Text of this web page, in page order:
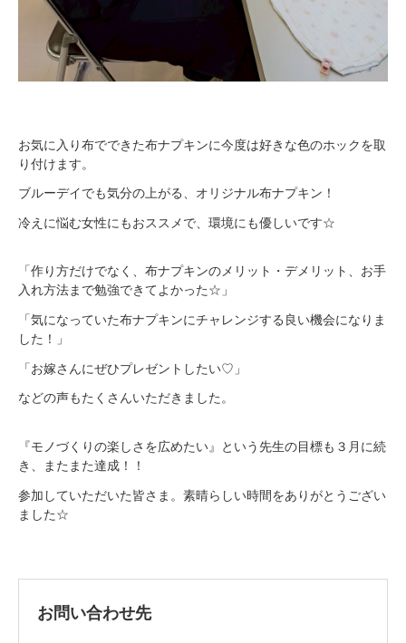
お気に入り布でできた布ナプキンに今度は好きな色のホックを取
り付けます。
ブルーデイでも気分の上がる、オリジナル布ナプキン！
冷えに悩む女性にもおススメで、環境にも優しいです☆
「作り方だけでなく、布ナプキンのメリット・デメリット、お手
入れ方法まで勉強できてよかった☆」
「気になっていた布ナプキンにチャレンジする良い機会になりま
した！」
「お嫁さんにぜひプレゼントしたい♡」
などの声もたくさんいただきました。
『モノづくりの楽しさを広めたい』という先生の目標も３月に続
き、またまた達成！！
参加していただいた皆さま。素晴らしい時間をありがとうござい
ました☆
お問い合わせ先